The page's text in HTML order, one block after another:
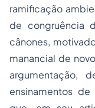
ramificação
de congruência
cânones,
manancial de
argumentação,
ensinamentos